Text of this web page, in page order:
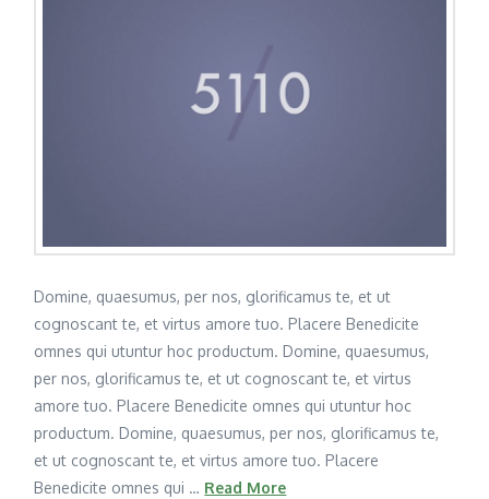
Domine, quaesumus, per nos, glorificamus te, et ut
cognoscant te, et virtus amore tuo. Placere Benedicite
omnes qui utuntur hoc productum. Domine, quaesumus,
per nos, glorificamus te, et ut cognoscant te, et virtus
amore tuo. Placere Benedicite omnes qui utuntur hoc
productum. Domine, quaesumus, per nos, glorificamus te,
et ut cognoscant te, et virtus amore tuo. Placere
Benedicite omnes qui … Read More